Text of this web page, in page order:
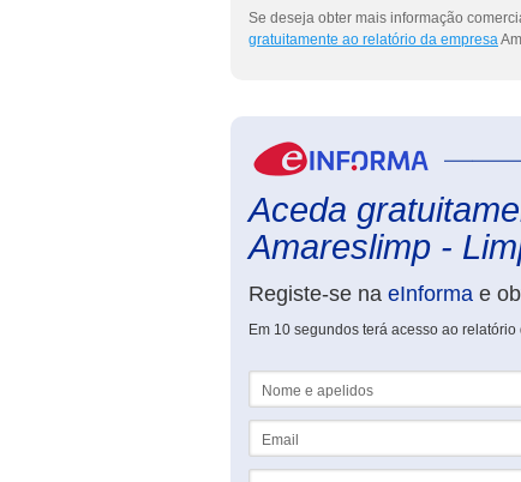
Se deseja obter mais informação
gratuitamente ao relatório da empresa
Aceda
Amareslimp -
Registe-se na eInforma e
Em 10 segundos terá acesso ao